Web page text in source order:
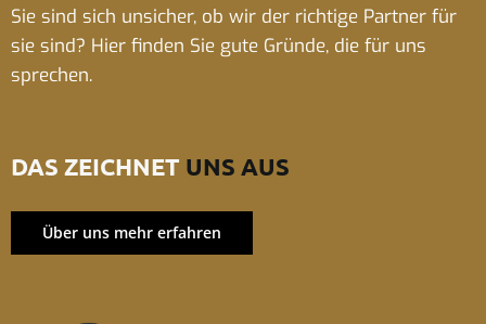
Sie sind sich unsicher, ob wir der richtige Partner für
sie sind? Hier finden Sie gute Gründe, die für uns
sprechen.
DAS ZEICHNET UNS AUS
Über uns mehr erfahren